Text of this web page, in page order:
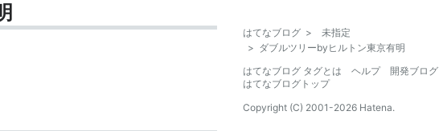
はてなブログ >
未指定
> ダブルツリーbyヒルトン東京有明
はてなブログ タグとは
ヘルプ
開発ブログ
はてなブログトップ
Copyright (C) 2001-2026 Hatena.